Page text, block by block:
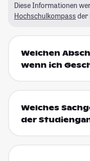
Diese Informationen
Hochschulkompass der
Welchen
wenn ich
Welches
der